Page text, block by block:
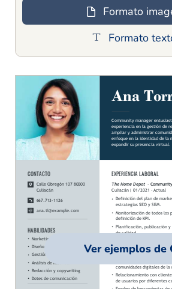
Formato
Formato
Ver ejemplos de